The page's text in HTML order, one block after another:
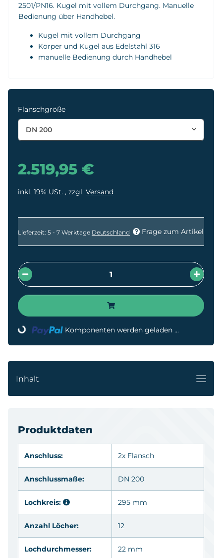
2501/PN16. Kugel mit vollem Durchgang. Manuelle
Bedienung über Handhebel.
Kugel mit vollem Durchgang
Körper und Kugel aus Edelstahl 316
manuelle Bedienung durch Handhebel
Flanschgröße
DN 200
2.519,95 €
inkl. 19% USt. , zzgl. Versand
Lieferzeit: 5 - 7 Werktage Deutschland Frage zum Artikel
Loading... Komponenten werden geladen ...
Inhalt
Produktdaten
Anschluss: 2x Flansch
Anschlussmaße: DN 200
Lochkreis: 295 mm
Anzahl Löcher: 12
Lochdurchmesser: 22 mm